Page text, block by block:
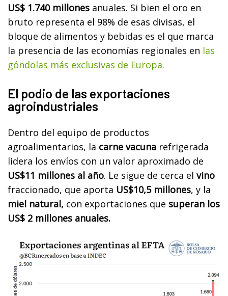
US$ 1.740 millones anuales. Si bien el oro en
bruto representa el 98% de esas divisas, el
bloque de alimentos y bebidas es el que marca
la presencia de las economías regionales en las
góndolas más exclusivas de Europa.
El podio de las exportaciones
agroindustriales
Dentro del equipo de productos
agroalimentarios, la carne vacuna refrigerada
lidera los envíos con un valor aproximado de
US$11 millones al año. Le sigue de cerca el vino
fraccionado, que aporta US$10,5 millones, y la
miel natural, con exportaciones que superan los
US$ 2 millones anuales.